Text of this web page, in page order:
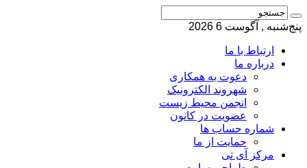
پنج‌شنبه , آگوست 6 2026
ارتباط با ما
درباره ما
دعوت به همکاری
شهروند الکترونیک
انجمن محیط زیست
عضویت در کانون
شماره حساب ها
حمایت از ما
مرکز آی تی